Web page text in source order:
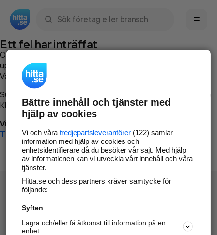
Ett fel har inträffat
Om du vill kan du
uppstod så att vi lättare och snabbare kan avhjälpa det.
Vänligen försök med följande:
Surfa till
Klicka påTillbaka-knappen i webbläsaren och försök igen
Vi beklagar besväret!
Till startsidan
Hitta.se - Gratis nummerupplysning.
Sök företag, personer och platser.
Bättre innehåll och tjänster med
hjälp av cookies
Vi och våra tredjepartsleverantörer(122) samlar
information med hjälp av cookies och
enhetsidentifierare då du besöker vår sajt. Med hjälp
av informationen kan vi utveckla vårt innehåll och våra
tjänster.
Hitta.se och dess partners kräver samtycke för
följande:
Syften
Lagra och/eller få åtkomst till information på en
enhet